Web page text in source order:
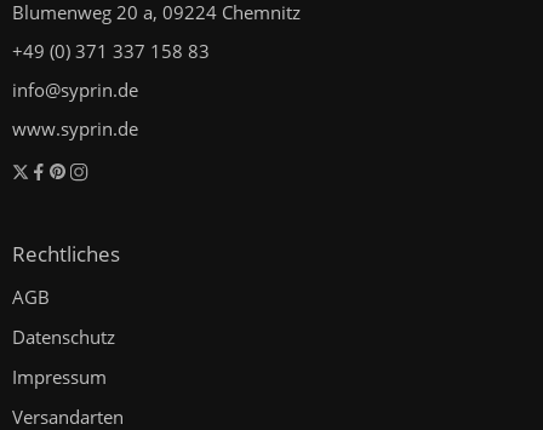
Blumenweg 20 a, 09224 Chemnitz
+49 (0) 371 337 158 83
info@syprin.de
www.syprin.de
Rechtliches
AGB
Datenschutz
Impressum
Versandarten